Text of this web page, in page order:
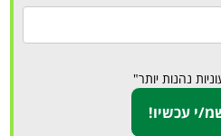
נהנות יותר"